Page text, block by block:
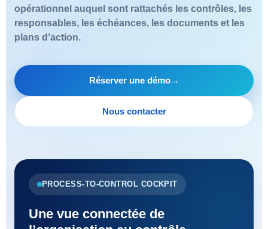
opérationnel auquel sont rattachés les contrôles, les
responsables, les échéances, les documents et les
plans d’action.
Réserver une démo→
Nous contacter
PROCESS-TO-CONTROL COCKPIT
Une vue connectée de